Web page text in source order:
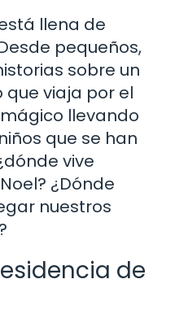
llena de
pequeños,
sobre un
viaja por el
llevando
que se han
vive
¿Dónde
nuestros
de